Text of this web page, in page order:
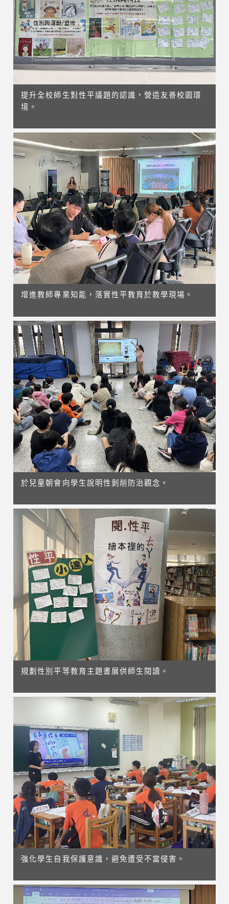
提升全校師生對性平議題的認識，營造友善校園環
境。
增進教師專業知能，落實性平教育於教學現場。
於兒童朝會向學生說明性剝削防治觀念。
規劃性別平等教育主題書展供師生閱讀。
強化學生自我保護意識，避免遭受不當侵害。